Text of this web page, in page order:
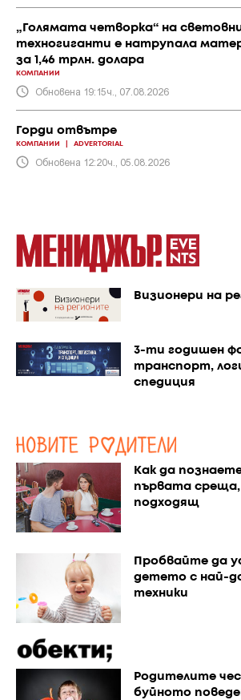
„Голямата четворка“ на
техногиганти е натрупала
за 1,46 трлн. долара
КОМПАНИИ
Обновена 19:15ч., 07.08.2026
Горди отвътре
КОМПАНИИ ADVERTORIAL
Обновена 12:20ч., 05.08.2026
Визионери на
3-ти годишен
транспорт,
спедиция
Как да
първата среща,
подходящ
Пробвайте да
детето с най-
техники
Родителите
буйното